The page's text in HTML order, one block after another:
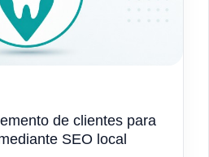
de clientes para
SEO local